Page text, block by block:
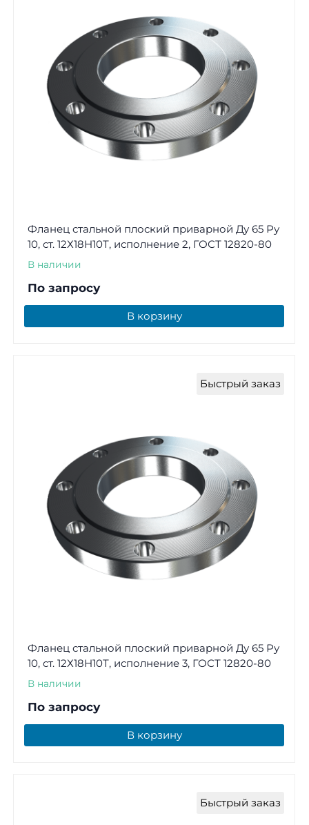
Фланец стальной плоский приварной Ду 65 Ру
10, ст. 12Х18Н10Т, исполнение 2, ГОСТ 12820-80
В наличии
По запросу
В корзину
Быстрый заказ
Фланец стальной плоский приварной Ду 65 Ру
10, ст. 12Х18Н10Т, исполнение 3, ГОСТ 12820-80
В наличии
По запросу
В корзину
Быстрый заказ